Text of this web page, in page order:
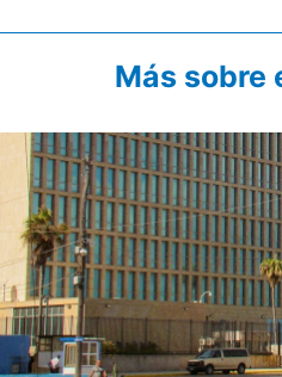
Más sobre